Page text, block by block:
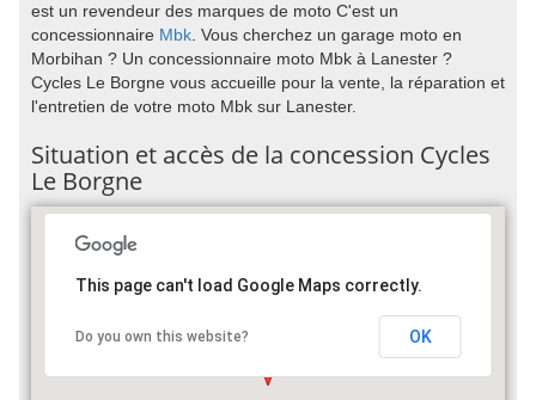
est un revendeur des marques de moto C'est un
concessionnaire Mbk. Vous cherchez un garage moto en
Morbihan ? Un concessionnaire moto Mbk à Lanester ?
Cycles Le Borgne vous accueille pour la vente, la réparation et
l'entretien de votre moto Mbk sur Lanester.
Situation et accès de la concession Cycles
Le Borgne
This page can't load Google Maps correctly.
Do you own this website? OK